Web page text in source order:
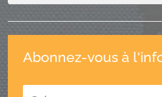
Abonnez-vous à